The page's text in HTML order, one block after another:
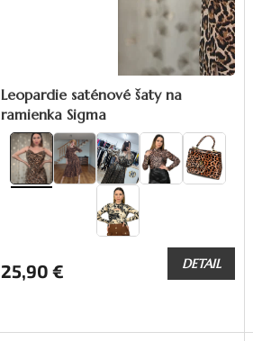
Leopardie saténové šaty na
ramienka Sigma
25,90 € DETAIL